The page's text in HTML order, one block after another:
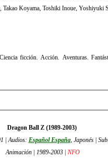
Takao Koyama, Toshiki Inoue, Yoshiyuki
ficción. Acción. Aventuras.
Dragon Ball Z (1989-2003)
| Audios: Español España, Japonés |
Animación | 1989-2003 | NFO